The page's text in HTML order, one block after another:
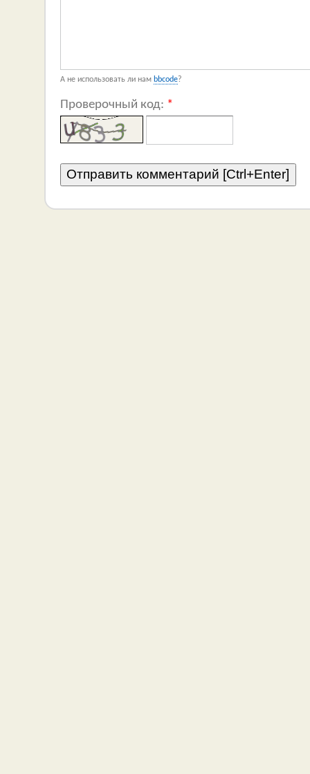
А не использовать ли нам bbcode?
Проверочный код: *